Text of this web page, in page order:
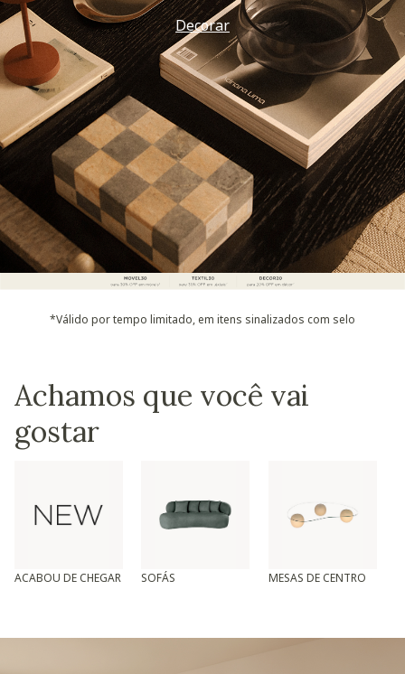
Decorar
*Válido por tempo limitado, em itens sinalizados com selo
Achamos que você vai
gostar
ACABOU DE CHEGAR SOFÁS MESAS DE CENTRO